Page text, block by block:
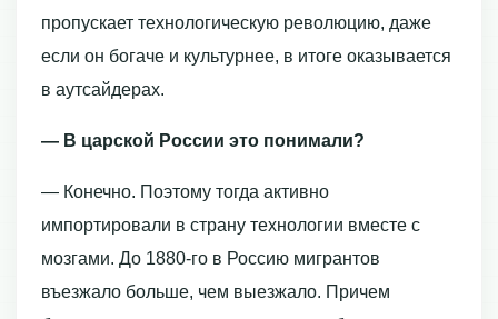
пропускает технологическую революцию, даже
если он богаче и культурнее, в итоге оказывается
в аутсайдерах.
— В царской России это понимали?
— Конечно. Поэтому тогда активно
импортировали в страну технологии вместе с
мозгами. До 1880-го в Россию мигрантов
въезжало больше, чем выезжало. Причем